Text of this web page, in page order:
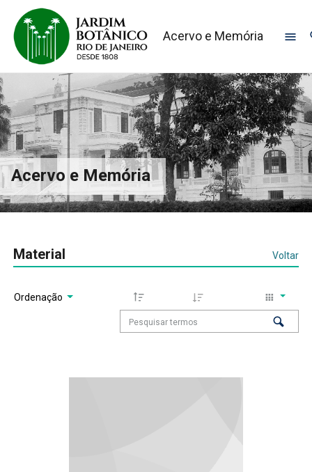
Acervo e Memória
Acervo e Memória
Material Voltar
Ordenação